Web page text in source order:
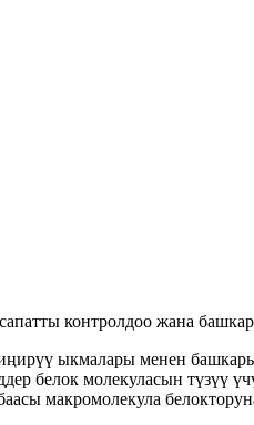
контролдоо жана
ыкмалары менен
белок молекуласын түзүү
макромолекула